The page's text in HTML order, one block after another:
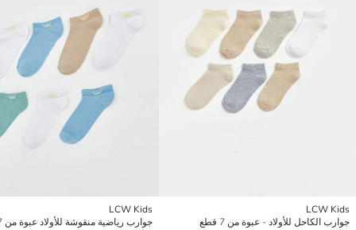
LCW Kids
جوارب الكاحل للأولاد - عبوة من 7 قطع
LCW Kids
جوارب رياضية منقوشة للأولاد عبوة من 7 قطع